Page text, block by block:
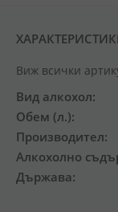
Виж всички
Вид алкохол
Обем (л.)
Производител
Алкохолно
Държава